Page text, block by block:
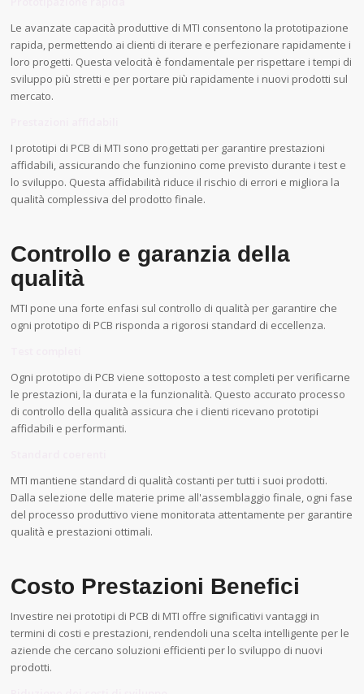
Le avanzate capacità produttive di MTI consentono la prototipazione
rapida, permettendo ai clienti di iterare e perfezionare rapidamente i
loro progetti. Questa velocità è fondamentale per rispettare i tempi di
sviluppo più stretti e per portare più rapidamente i nuovi prodotti sul
mercato.
I prototipi di PCB di MTI sono progettati per garantire prestazioni
affidabili, assicurando che funzionino come previsto durante i test e
lo sviluppo. Questa affidabilità riduce il rischio di errori e migliora la
qualità complessiva del prodotto finale.
Controllo e garanzia della
qualità
MTI pone una forte enfasi sul controllo di qualità per garantire che
ogni prototipo di PCB risponda a rigorosi standard di eccellenza.
Ogni prototipo di PCB viene sottoposto a test completi per verificarne
le prestazioni, la durata e la funzionalità. Questo accurato processo
di controllo della qualità assicura che i clienti ricevano prototipi
affidabili e performanti.
MTI mantiene standard di qualità costanti per tutti i suoi prodotti.
Dalla selezione delle materie prime all'assemblaggio finale, ogni fase
del processo produttivo viene monitorata attentamente per garantire
qualità e prestazioni ottimali.
Costo Prestazioni Benefici
Investire nei prototipi di PCB di MTI offre significativi vantaggi in
termini di costi e prestazioni, rendendoli una scelta intelligente per le
aziende che cercano soluzioni efficienti per lo sviluppo di nuovi
prodotti.